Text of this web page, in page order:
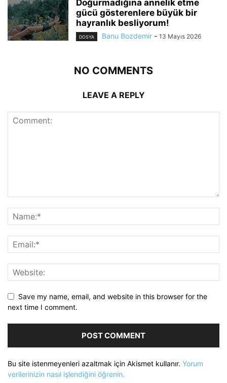
Doğurmadığına annelik etme
gücü gösterenlere büyük bir
hayranlık besliyorum!
DOSYA Banu Bozdemir - 13 Mayıs 2026
NO COMMENTS
LEAVE A REPLY
Save my name, email, and website in this browser for the
next time I comment.
Bu site istenmeyenleri azaltmak için Akismet kullanır. Yorum
verilerinizin nasıl işlendiğini öğrenin.